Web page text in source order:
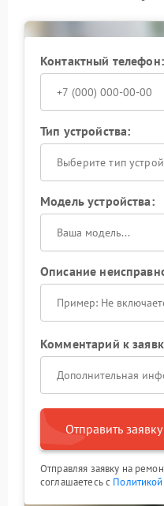
Не оставляйте
USB‑порт помогает
работе ИБП и
профессионалам — так
вашего Powercom.
Контактный телефон:
Тип устройства:
Выберите тип
Модель устройства:
Описание
Комментарий к
Отправить заявку
Отправляя заявку на
соглашаетесь с